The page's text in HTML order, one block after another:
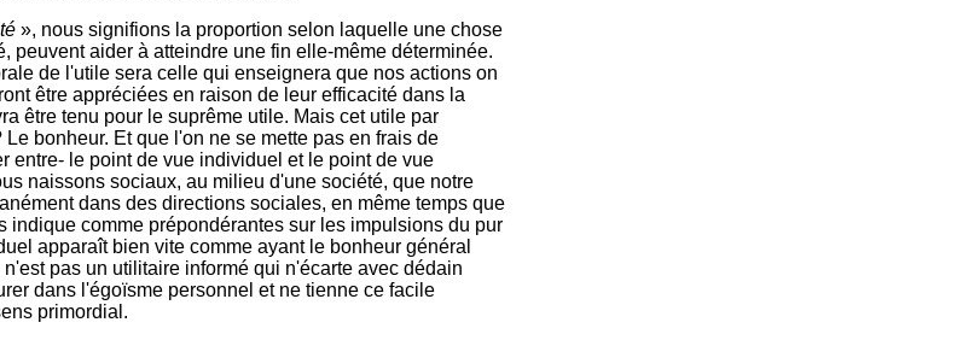
», nous signifions la proportion selon laquelle une chose
peuvent aider à atteindre une fin elle-même déterminée.
de l'utile sera celle qui enseignera que nos actions on
être appréciées en raison de leur efficacité dans la
être tenu pour le suprême utile. Mais cet utile par
bonheur. Et que l'on ne se mette pas en frais de
entre- le point de vue individuel et le point de vue
naissons sociaux, au milieu d'une société, que notre
dans des directions sociales, en même temps que
indique comme prépondérantes sur les impulsions du pur
apparaît bien vite comme ayant le bonheur général
pas un utilitaire informé qui n'écarte avec dédain
dans l'égoïsme personnel et ne tienne ce facile
primordial.